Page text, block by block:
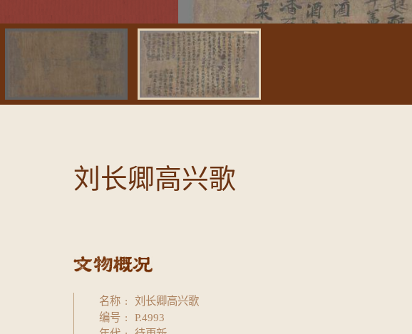
刘长卿高兴歌
名称
刘长卿高兴歌
编号
P.4993